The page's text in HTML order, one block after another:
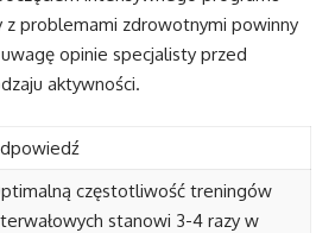
problemami zdrowotnymi powinny
opinie specjalisty przed
aktywności.
częstotliwość treningów
stanowi 3-4 razy w